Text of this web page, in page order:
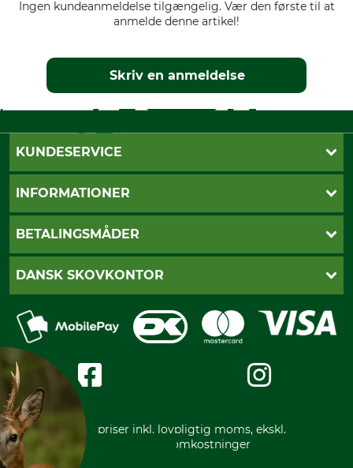
Ingen kundeanmeldelse tilgængelig. Vær den første til at
anmelde denne artikel!
Skriv en anmeldelse
KUNDESERVICE
Kontakt
Cookie-indstillinger
INFORMATIONER
Betalingsmåder
Privatlivspolitik
Handelsbetingelser
Impressum
Gratis returlabel
BETALINGSMÅDER
Dankort
Mobile Pay
Kreditkort
DANSK SKOVKONTOR
Karriere
Messe datoer
Om os
International
* Alle priser inkl. lovpligtig moms, ekskl.
forsendelsesomkostninger